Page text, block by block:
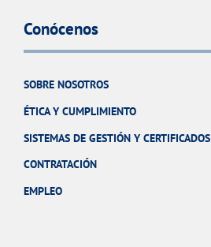
Conócenos
SOBRE NOSOTROS
ÉTICA Y CUMPLIMIENTO
SISTEMAS DE GESTIÓN Y CERTIFICADOS
CONTRATACIÓN
EMPLEO